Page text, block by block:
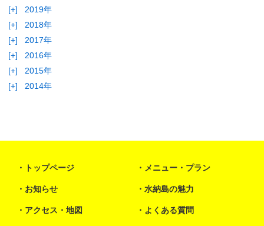
[+]
2019年
[+]
2018年
[+]
2017年
[+]
2016年
[+]
2015年
[+]
2014年
トップページ メニュー・プラン
お知らせ 水納島の魅力
アクセス・地図 よくある質問